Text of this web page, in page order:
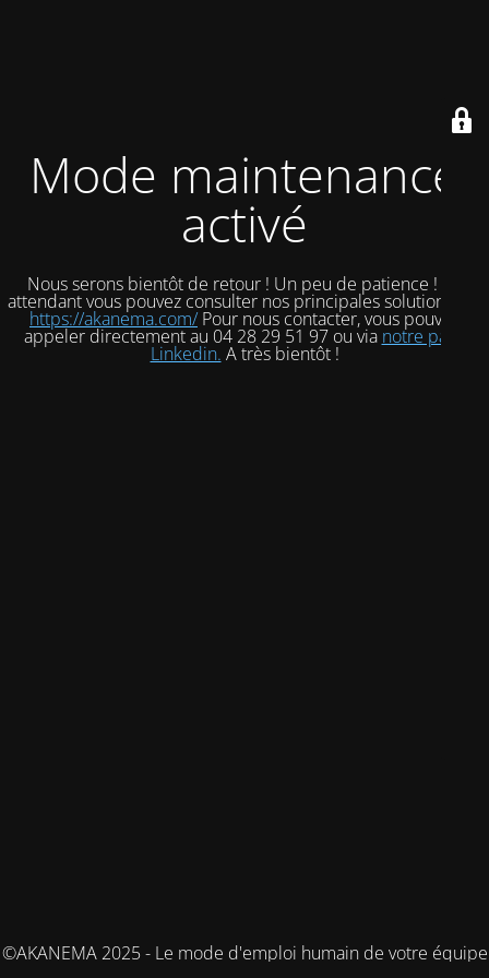
Mode maintenance
activé
Nous serons bientôt de retour ! Un peu de patience ! En
attendant vous pouvez consulter nos principales solutions sur
https://akanema.com/ Pour nous contacter, vous pouvez
appeler directement au 04 28 29 51 97 ou via notre page
Linkedin. A très bientôt !
©AKANEMA 2025 - Le mode d'emploi humain de votre équipe